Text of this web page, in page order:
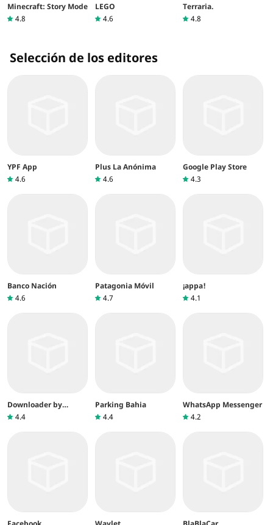
Minecraft: Story Mode
4.8
LEGO
4.6
Terraria.
4.8
Selección de los editores
YPF App
4.6
Plus La Anónima
4.6
Google Play Store
4.3
Banco Nación
4.6
Patagonia Móvil
4.7
¡appa!
4.1
Downloader by
AFTVnews
4.4
Parking Bahia
4.4
WhatsApp Messenger
4.2